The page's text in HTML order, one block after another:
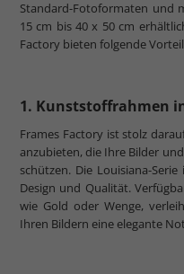
Standard-Fotoformaten und
15 cm bis 40 x 50 cm
Factory bieten folgende
1. Kunststoffrahmen
Frames Factory ist stolz
anzubieten, die Ihre Bilder
schützen. Die Louisiana-
Design und Qualität.
wie Gold oder Wenge,
Ihren Bildern eine elegante